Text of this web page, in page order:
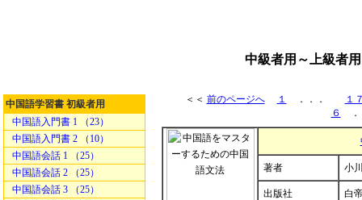
中級者用～上級者
中国語学習書 初級者用
中国語入門書 1 （23）
中国語入門書 2 （10）
中国語会話 1 （25）
中国語会話 2 （25）
中国語会話 3 （25）
＜＜ 前のページへ １ ．．．
１
６
著者 小
出版社 白